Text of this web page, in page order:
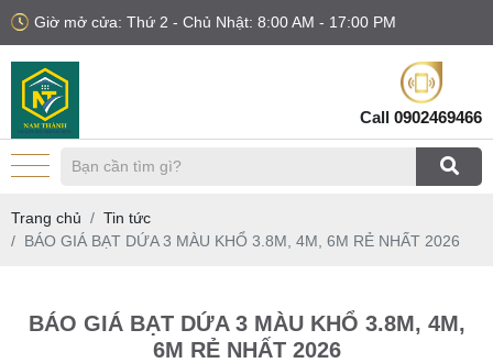
Giờ mở cửa: Thứ 2 - Chủ Nhật: 8:00 AM - 17:00 PM
Call 0902469466
Trang chủ
Tin tức
BÁO GIÁ BẠT DỨA 3 MÀU KHỔ 3.8M, 4M, 6M RẺ NHẤT 2026
BÁO GIÁ BẠT DỨA 3 MÀU KHỔ 3.8M, 4M,
6M RẺ NHẤT 2026